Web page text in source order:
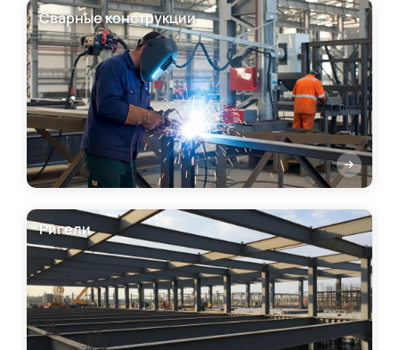
Сварные конструкции
Ригели